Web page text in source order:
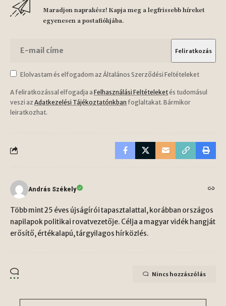
Maradjon naprakész! Kapja meg a legfrissebb híreket
egyenesen a postafiókjába.
Elolvastam és elfogadom az Általános Szerződési Feltételeket
A feliratkozással elfogadja a Felhasználási Feltételeketés tudomásul
veszi az Adatkezelési Tájékoztatónkban foglaltakat. Bármikor
leiratkozhat.
András Székely
Több mint 25 éves újságírói tapasztalattal, korábban országos
napilapok politikai rovatvezetője. Célja a magyar vidék hangját
erősítő, értékalapú, tárgyilagos hírközlés.
Nincs hozzászólás